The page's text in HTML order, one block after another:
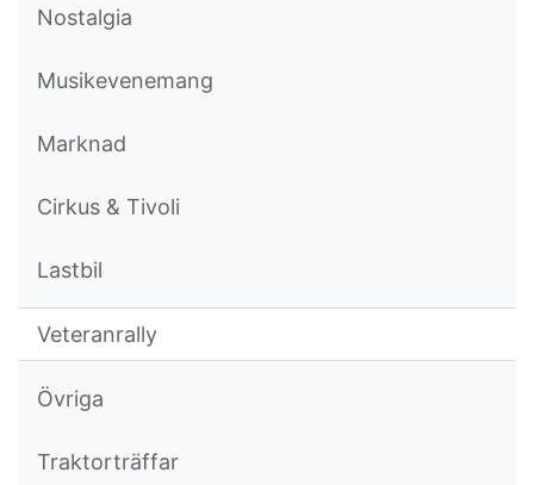
Nostalgia
Musikevenemang
Marknad
Cirkus & Tivoli
Lastbil
Veteranrally
Övriga
Traktorträffar